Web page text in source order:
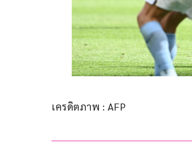
เครดิตภาพ : AFP